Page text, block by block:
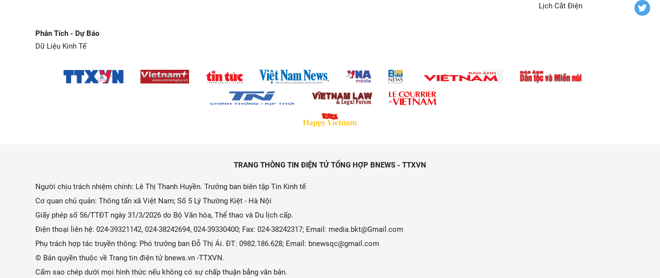
Lịch Cắt Điện
Phân Tích - Dự Báo
Dữ Liệu Kinh Tế
TRANG THÔNG TIN ĐIỆN TỬ TỔNG HỢP BNEWS - TTXVN
Người chịu trách nhiệm chính: Lê Thị Thanh Huyền. Trưởng ban biên tập Tin Kinh tế
Cơ quan chủ quản: Thông tấn xã Việt Nam; Số 5 Lý Thường Kiệt - Hà Nội
Giấy phép số 56/TTĐT ngày 31/3/2026 do Bộ Văn hóa, Thể thao và Du lịch cấp.
Điện thoại liên hệ: 024-39321142, 024-38242694, 024-39330400; Fax: 024-38242317; Email: media.bkt@Gmail.com
Phụ trách hợp tác truyền thông: Phó trưởng ban Đỗ Thị Ái. ĐT: 0982.186.628; Email: bnewsqc@gmail.com
© Bản quyền thuộc về Trang tin điện tử bnews.vn -TTXVN.
Cấm sao chép dưới mọi hình thức nếu không có sự chấp thuận bằng văn bản.